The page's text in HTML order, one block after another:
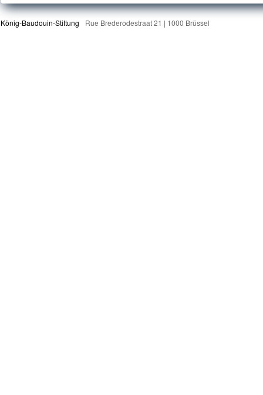
König-Baudouin-Stiftung Rue Brederodestraat 21 | 1000 Brüssel